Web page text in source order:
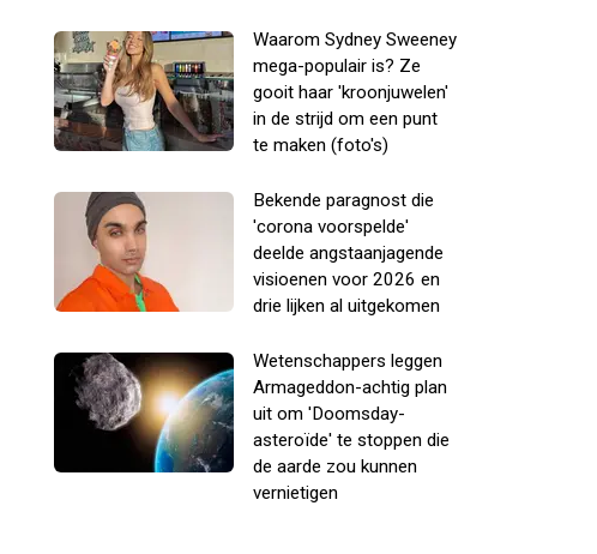
Waarom Sydney Sweeney
mega-populair is? Ze
gooit haar 'kroonjuwelen'
in de strijd om een punt
te maken (foto's)
Bekende paragnost die
'corona voorspelde'
deelde angstaanjagende
visioenen voor 2026 en
drie lijken al uitgekomen
Wetenschappers leggen
Armageddon-achtig plan
uit om 'Doomsday-
asteroïde' te stoppen die
de aarde zou kunnen
vernietigen